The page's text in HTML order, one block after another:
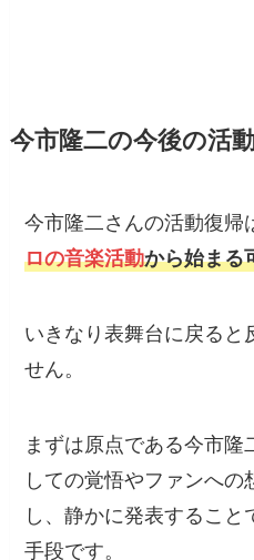
今市隆二の今後の活
今市隆二さんの活動復帰
ロの音楽活動から始まる
いきなり表舞台に戻ると
せん。
まずは原点である今市隆
しての覚悟やファンへ
し、静かに発表するこ
手段です。